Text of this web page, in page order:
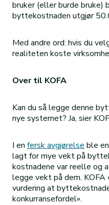
bruker (eller burde bruke)
byttekostnaden utgjør
Med andre ord: hvis du
realiteten koste
Over til KOFA
Kan du så legge denne
nye systemet? Ja, sier
I en fersk avgjørelse ble
lagt for mye vekt på
kostnadene var reelle og
legge vekt på dem.
vurdering at
konkurransefordel».